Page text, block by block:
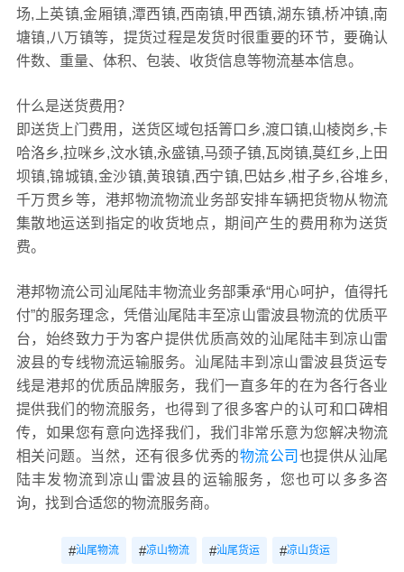
场,上英镇,金厢镇,潭西镇,西南镇,甲西镇,湖东镇,桥冲镇,南
塘镇,八万镇等，提货过程是发货时很重要的环节，要确认
件数、重量、体积、包装、收货信息等物流基本信息。
什么是送货费用？
即送货上门费用，送货区域包括箐口乡,渡口镇,山棱岗乡,卡
哈洛乡,拉咪乡,汶水镇,永盛镇,马颈子镇,瓦岗镇,莫红乡,上田
坝镇,锦城镇,金沙镇,黄琅镇,西宁镇,巴姑乡,柑子乡,谷堆乡,
千万贯乡等，港邦物流物流业务部安排车辆把货物从物流
集散地运送到指定的收货地点，期间产生的费用称为送货
费。
港邦物流公司汕尾陆丰物流业务部秉承“用心呵护，值得托
付”的服务理念，凭借汕尾陆丰至凉山雷波县物流的优质平
台，始终致力于为客户提供优质高效的汕尾陆丰到凉山雷
波县的专线物流运输服务。汕尾陆丰到凉山雷波县货运专
线是港邦的优质品牌服务，我们一直多年的在为各行各业
提供我们的物流服务，也得到了很多客户的认可和口碑相
传，如果您有意向选择我们，我们非常乐意为您解决物流
相关问题。当然，还有很多优秀的物流公司 也提供从汕尾
陆丰发物流到凉山雷波县的运输服务，您也可以多多咨
询，找到合适您的物流服务商。
#汕尾物流 #凉山物流 #汕尾货运 #凉山货运